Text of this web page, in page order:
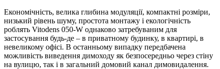
Економічність, велика глибина модуляції, компактні розміри,
низький рівень шуму, простота монтажу і екологічність
роблять Vitodens 050-W однаково затребуваним для
застосування будь-де – в приватному будинку, в квартирі, в
невеликому офісі. В останньому випадку передбачена
можливість виведення димоходу як безпосередньо через стіну
на вулицю, так і в загальний домовий канал димовидалення.